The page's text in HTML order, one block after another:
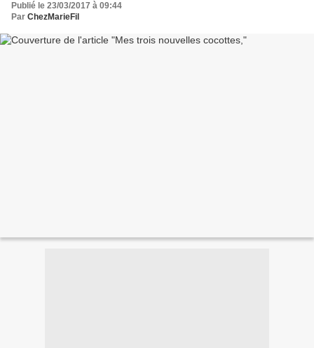
Publié le 23/03/2017 à 09:44
Par ChezMarieFil